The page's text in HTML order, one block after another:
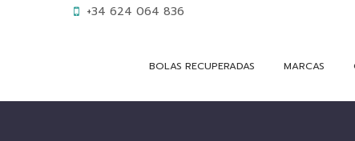
+34 624 064 836
BOLAS RECUPERADAS MARCAS